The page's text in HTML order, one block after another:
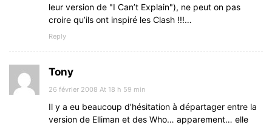
leur version de "I Can’t Explain"), ne peut on pas
croire qu’ils ont inspiré les Clash !!!…
Reply
Tony
26 février 2008 At 18 h 59 min
Il y a eu beaucoup d’hésitation à départager entre la
version de Elliman et des Who… apparement… elle